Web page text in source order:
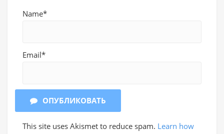
Name*
Email*
ОПУБЛИКОВАТЬ
This site uses Akismet to reduce spam. Learn how